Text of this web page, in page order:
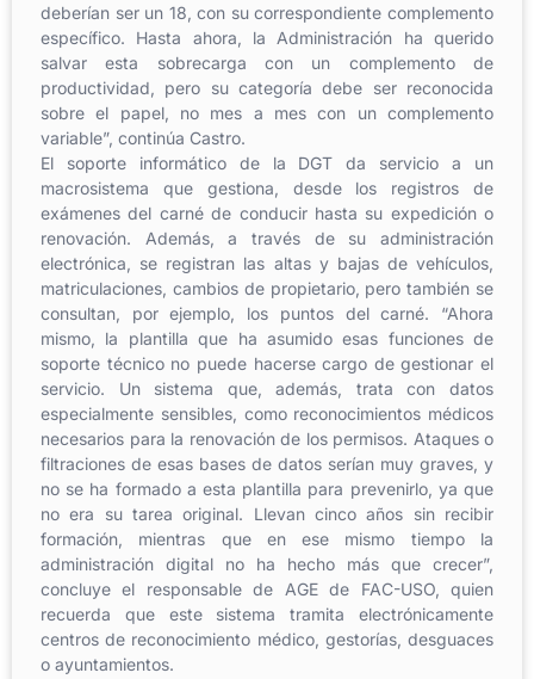
deberían ser un 18, con su correspondiente complemento
específico. Hasta ahora, la Administración ha querido
salvar esta sobrecarga con un complemento de
productividad, pero su categoría debe ser reconocida
sobre el papel, no mes a mes con un complemento
variable”, continúa Castro.
El soporte informático de la DGT da servicio a un
macrosistema que gestiona, desde los registros de
exámenes del carné de conducir hasta su expedición o
renovación. Además, a través de su administración
electrónica, se registran las altas y bajas de vehículos,
matriculaciones, cambios de propietario, pero también se
consultan, por ejemplo, los puntos del carné. “Ahora
mismo, la plantilla que ha asumido esas funciones de
soporte técnico no puede hacerse cargo de gestionar el
servicio. Un sistema que, además, trata con datos
especialmente sensibles, como reconocimientos médicos
necesarios para la renovación de los permisos. Ataques o
filtraciones de esas bases de datos serían muy graves, y
no se ha formado a esta plantilla para prevenirlo, ya que
no era su tarea original. Llevan cinco años sin recibir
formación, mientras que en ese mismo tiempo la
administración digital no ha hecho más que crecer”,
concluye el responsable de AGE de FAC-USO, quien
recuerda que este sistema tramita electrónicamente
centros de reconocimiento médico, gestorías, desguaces
o ayuntamientos.